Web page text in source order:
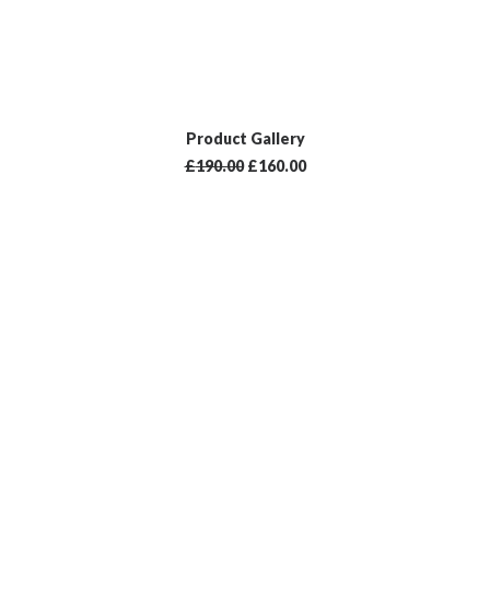
LISÄÄ OSTOSKORIIN
Product Gallery
£190.00 £160.00